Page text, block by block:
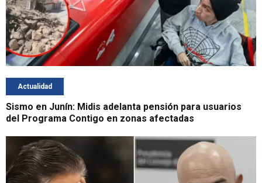
Actualidad
Sismo en Junín: Midis adelanta pensión para usuarios
del Programa Contigo en zonas afectadas